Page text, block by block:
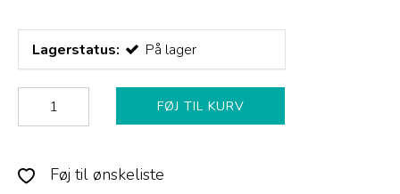
Lagerstatus: På lager
FØJ TIL KURV
Føj til ønskeliste